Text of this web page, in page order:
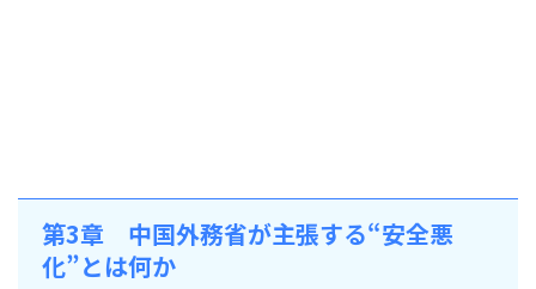
第3章 中国外務省が主張する“安全悪
化”とは何か